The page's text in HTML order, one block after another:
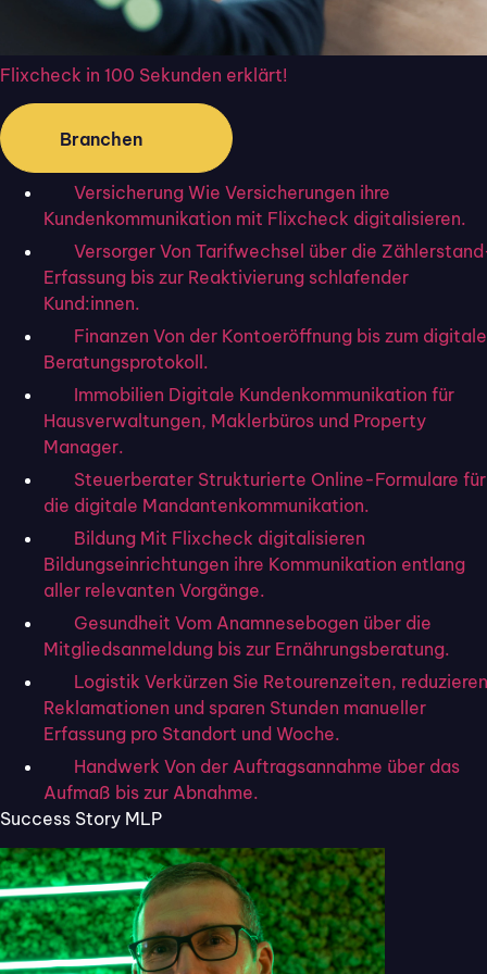
Flixcheck in 100 Sekunden erklärt!
Branchen
Versicherung Wie Versicherungen ihre
Kundenkommunikation mit Flixcheck digitalisieren.
Versorger Von Tarifwechsel über die
Erfassung bis zur Reaktivierung schlafender
Kund:innen.
Finanzen Von der Kontoeröffnung bis zum
Beratungsprotokoll.
Immobilien Digitale Kundenkommunikation für
Hausverwaltungen, Maklerbüros und Property
Manager.
Steuerberater Strukturierte Online-Formulare für
die digitale Mandantenkommunikation.
Bildung Mit Flixcheck digitalisieren
Bildungseinrichtungen ihre Kommunikation entlang
aller relevanten Vorgänge.
Gesundheit Vom Anamnesebogen über die
Mitgliedsanmeldung bis zur Ernährungsberatung.
Logistik Verkürzen Sie Retourenzeiten, reduzieren
Reklamationen und sparen Stunden manueller
Erfassung pro Standort und Woche.
Handwerk Von der Auftragsannahme über das
Aufmaß bis zur Abnahme.
Success Story MLP
gegebenenfalls mehrere Rückfragen
einplanen.
Die Informationsbeschaffung aus
Flixmakler-Sicht ist dabei nicht nur
zeitintensiv, sondern auch stark
abhängig von der Tagesform des
Beratenden. Eine Standardisierung ist
also schwierig. Grundlegend fehlt ein
verlässlicher, einheitlicher Prozess, der
Informationen sauber erfasst,
dokumentiert, weiterverarbeitet – und
gleichzeitig beide Seiten entlastet.
Schritt für Schritt bauen beide Partner
gemeinsam digitale Prozesse auf, die
sich mit wenigen Klicks und ohne IT-
Kenntnisse individuell konfigurieren und
anpassen lassen.
LÖSUNG
Besonders hilfreich ist dabei der
modulare Aufbau von Flixcheck:
Abfragen werden per Baukasten- und
Drag-and-Drop-Prinzip kreiert, was
Olaf Misch sehr zu schätzen weiß und